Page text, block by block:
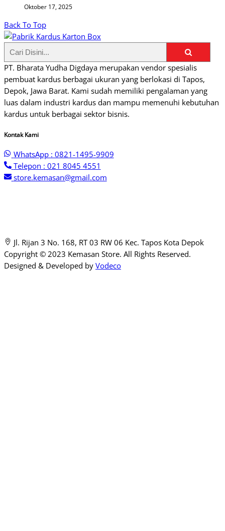
Oktober 17, 2025
Back To Top
PT. Bharata Yudha Digdaya merupakan vendor spesialis
pembuat kardus berbagai ukuran yang berlokasi di Tapos,
Depok, Jawa Barat. Kami sudah memiliki pengalaman yang
luas dalam industri kardus dan mampu memenuhi kebutuhan
kardus untuk berbagai sektor bisnis.
Kontak Kami
WhatsApp : 0821-1495-9909
Telepon : 021 8045 4551
store.kemasan@gmail.com
Jl. Rijan 3 No. 168, RT 03 RW 06 Kec. Tapos Kota Depok
Copyright © 2023 Kemasan Store. All Rights Reserved.
Designed & Developed by Vodeco